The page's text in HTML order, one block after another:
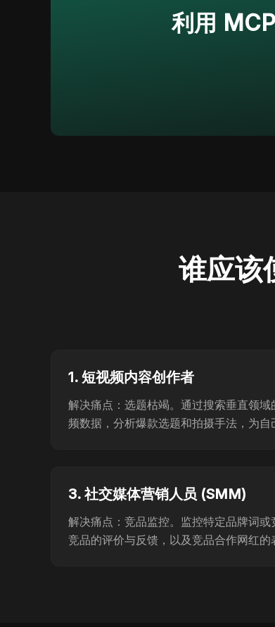
利用
谁应该
1. 短视频内容创作者
解决痛点：选题枯竭。通过搜索垂直领
频数据，分析爆款选题和拍摄手法，为自
3. 社交媒体营销人员 (SMM)
解决痛点：竞品监控。监控特定品牌词
竞品的评价与反馈，以及竞品合作网红的